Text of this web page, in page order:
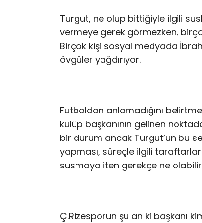
Turgut, ne olup bittiğiyle ilgili
vermeye gerek görmezken,
Birçok kişi sosyal medyada
övgüler yağdırıyor.
Futboldan anlamadığını
kulüp başkanının gelinen
bir durum ancak Turgut’un bu
yapması, süreçle ilgili
susmaya iten gerekçe ne
Ç.Rizesporun şu an ki başkanı